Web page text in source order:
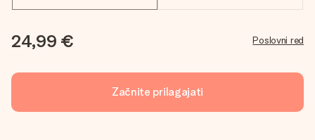
24,99 € Poslovni red
Začnite prilagajati